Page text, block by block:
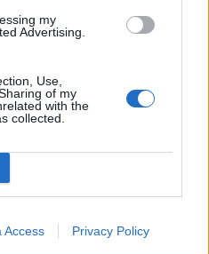
my
Advertising.
Use,
of my
with the
collected.
Access Privacy Policy
të votave në një tjetër
bashki
22:10 / 25/04/2021
e Noizyt në Durrës,
zbuluan autoritetet